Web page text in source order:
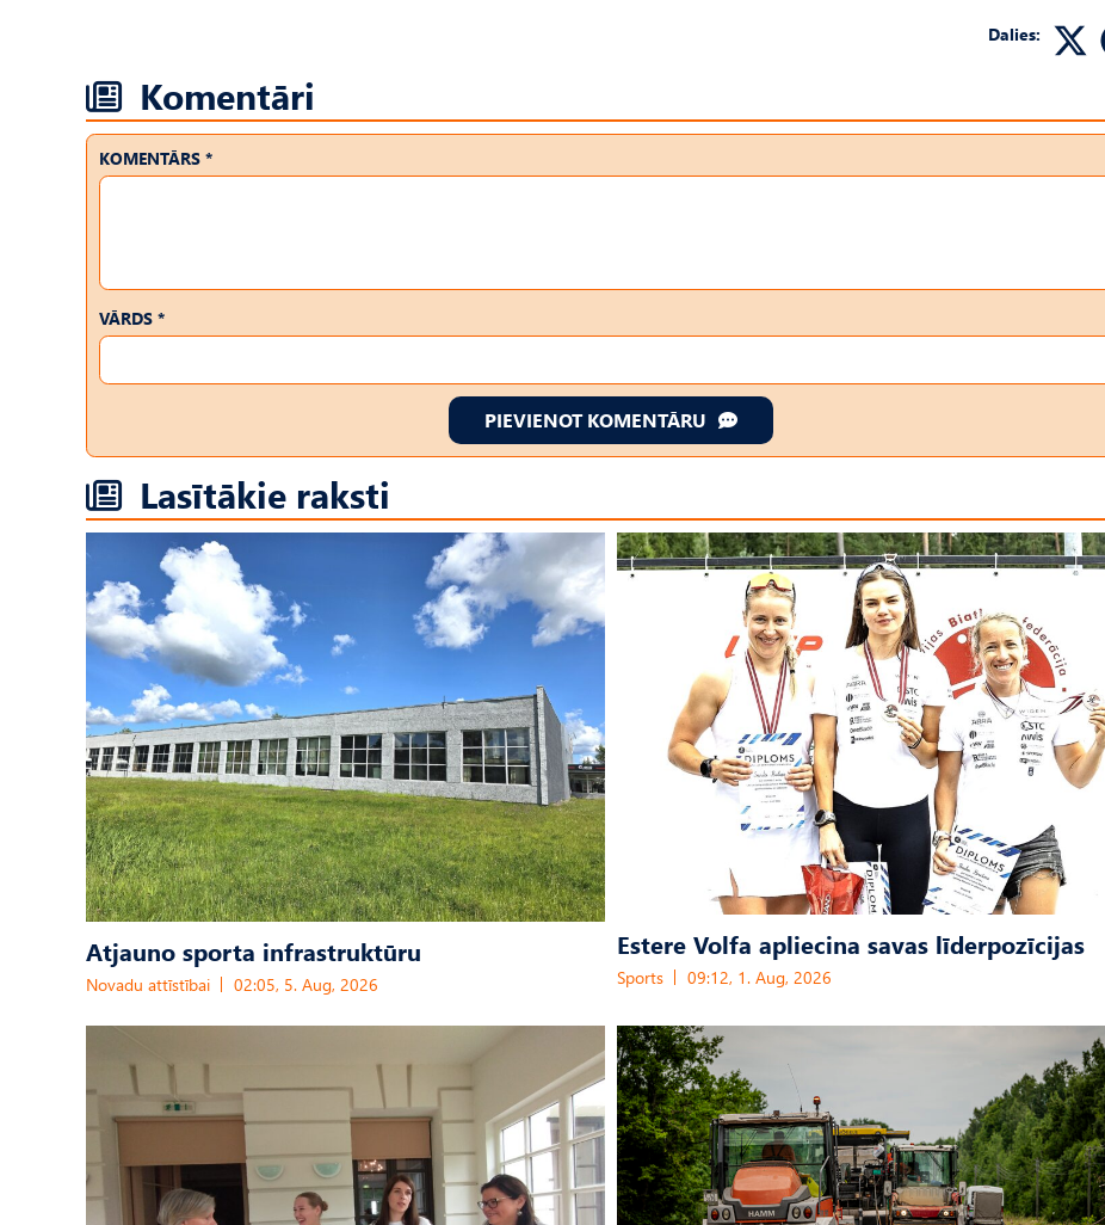
Dalies:
Komentāri
KOMENTĀRS *
VĀRDS *
PIEVIENOT KOMENTĀRU
Lasītākie raksti
Atjauno sporta infrastruktūru
Novadu attīstībai 02:05, 5. Aug, 2026
Estere Volfa apliecina savas līderpozīcijas
Sports 09:12, 1. Aug, 2026